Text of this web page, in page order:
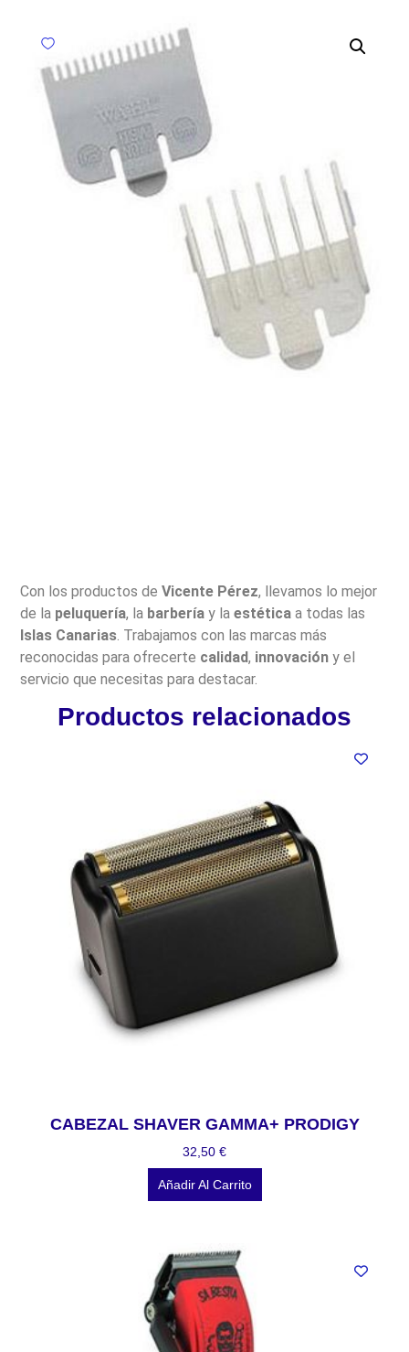
Con los productos deVicente Pérez, llevamos lo mejor
de la peluquería, la barbería y laestética a todas las
Islas Canarias . Trabajamos con las marcas más
reconocidas para ofrecerte calidad, innovación y el
servicio que necesitas para destacar.
Productos relacionados
CABEZAL SHAVER GAMMA+ PRODIGY
32,50 €
Añadir Al Carrito